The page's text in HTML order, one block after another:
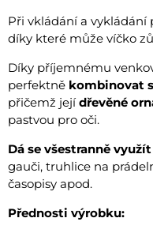
Při vkládání a vykládání
díky které může víčko
Díky příjemnému
perfektně kombinovat
přičemž jejídřevěné
pastvou pro oči.
Dá se všestranně využít
gauči, truhlice na
časopisy apod.
Přednosti výrobku: